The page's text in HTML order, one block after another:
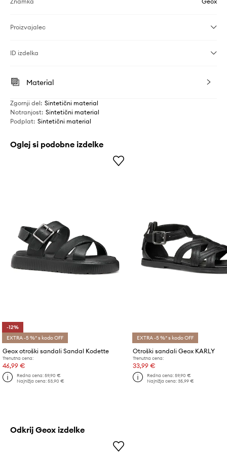
Proizvajalec
ID izdelka
Material
Zgornji del: Sintetični material
Notranjost: Sintetični material
Podplat: Sintetični material
Oglej si podobne izdelke
-12%
EXTRA -5 %* s kodo OFF
Geox otroški sandali Sandal Kodette
Trenutna cena:
46,99 €
Redna cena:59,90 €
Najnižja cena:53,90 €
EXTRA -5 %* s kodo OFF
Otroški sandali Geox KARLY
Trenutna cena:
33,99 €
Redna cena:59,90 €
Najnižja cena:35,99 €
Odkrij Geox izdelke